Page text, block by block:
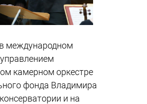
международном
камерном оркестре
фонда Владимира
и на